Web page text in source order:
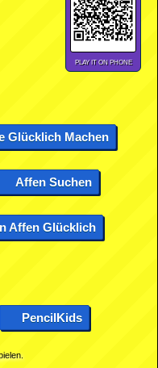
PLAY IT ON PHONE
Glücklich Machen
Affen Suchen
Affen Glücklich
PencilKids